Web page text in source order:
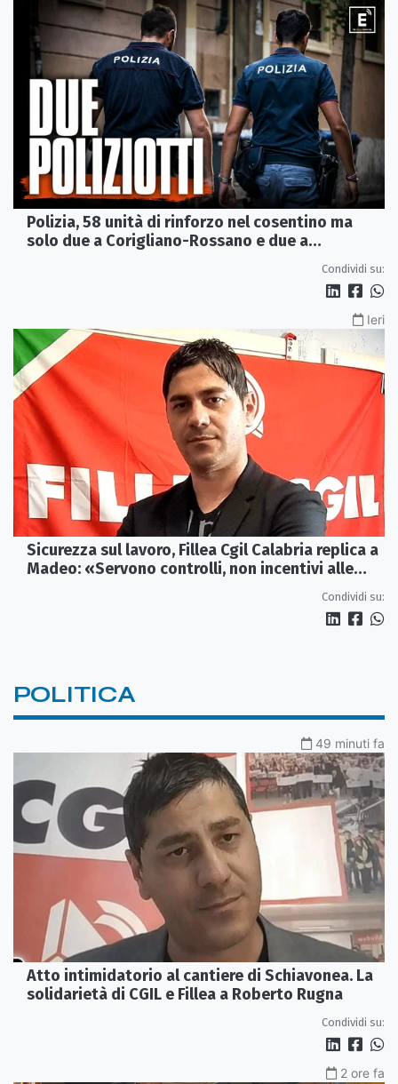
Polizia, 58 unità di rinforzo nel cosentino ma
solo due a Corigliano-Rossano e due a
Condividi su:
Ieri
Sicurezza sul lavoro, Fillea Cgil Calabria replica a
Madeo: «Servono controlli, non incentivi alle
Condividi su:
POLITICA
49 minuti fa
Atto intimidatorio al cantiere di Schiavonea. La
solidarietà di CGIL e Fillea a Roberto Rugna
Condividi su:
2 ore fa